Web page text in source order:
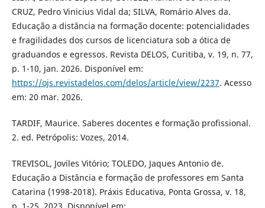
CRUZ, Pedro Vinicius Vidal da; SILVA, Romário Alves da.
Educação a distância na formação docente: potencialidades
e fragilidades dos cursos de licenciatura sob a ótica de
graduandos e egressos. Revista DELOS, Curitiba, v. 19, n. 77,
p. 1-10, jan. 2026. Disponível em:
https://ojs.revistadelos.com/delos/article/view/2237. Acesso
em: 20 mar. 2026.
TARDIF, Maurice. Saberes docentes e formação profissional.
2. ed. Petrópolis: Vozes, 2014.
TREVISOL, Joviles Vitório; TOLEDO, Jaques Antonio de.
Educação a Distância e formação de professores em Santa
Catarina (1998-2018). Práxis Educativa, Ponta Grossa, v. 18,